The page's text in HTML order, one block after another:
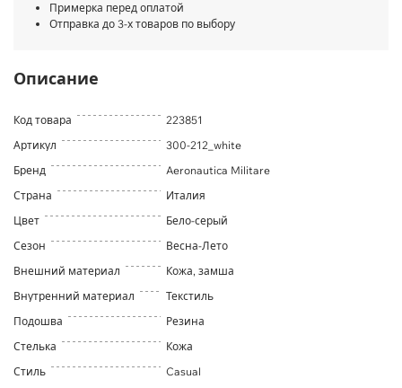
Примерка перед оплатой
Отправка до 3-х товаров по выбору
Описание
Код товара
223851
Артикул
300-212_white
Бренд
Aeronautica Militare
Страна
Италия
Цвет
Бело-серый
Сезон
Весна-Лето
Внешний материал
Кожа, замша
Внутренний материал
Текстиль
Подошва
Резина
Стелька
Кожа
Стиль
Casual